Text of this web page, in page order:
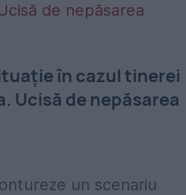
în cazul tinerei
Ucisă de nepăsarea
un scenariu